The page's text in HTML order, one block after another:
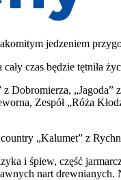
jedzeniem
czas będzie tętniła
z Dobromierza,
Zespół „Róża
„Kalumet” z
i śpiew, część
nart drewnianych.